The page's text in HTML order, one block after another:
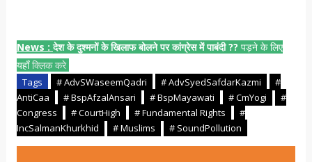
News :देश के दुश्मनों के खिलाफ बोलने पर कांग्रेस में पाबंदी ?? पड़ने के लिए
यहाँक्लिक करे
Tags # AdvSWaseemQadri # AdvSyedSafdarKazmi
#
AntiCaa
# BspAfzalAnsari # BspMayawati # CmYogi
#
Congress
# CourtHigh # Fundamental Rights
#
IncSalmanKhurkhid
# Muslims # SoundPollution